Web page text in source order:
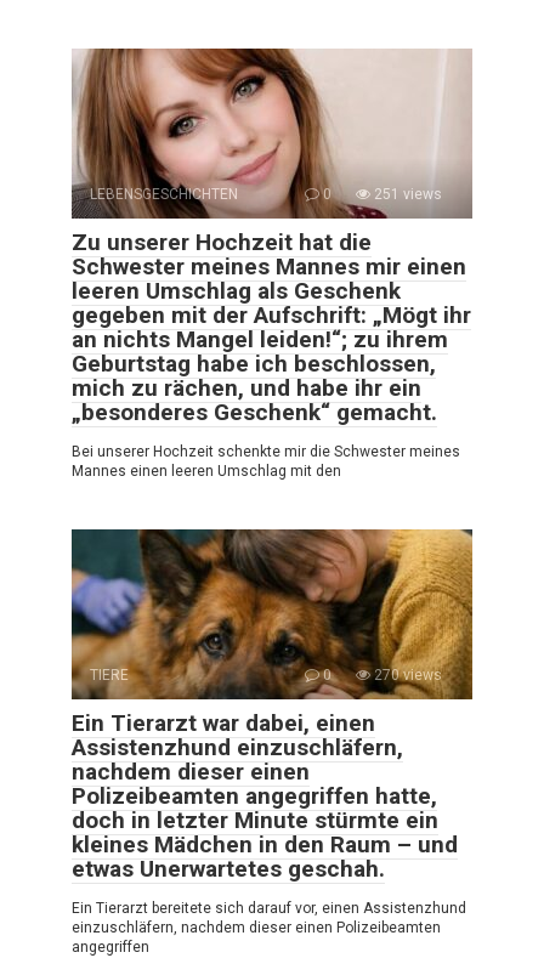
LEBENSGESCHICHTEN 0 251 views
Zu unserer Hochzeit hat die
Schwester meines Mannes mir einen
leeren Umschlag als Geschenk
gegeben mit der Aufschrift: „Mögt ihr
an nichts Mangel leiden!“; zu ihrem
Geburtstag habe ich beschlossen,
mich zu rächen, und habe ihr ein
„besonderes Geschenk“ gemacht.
Bei unserer Hochzeit schenkte mir die Schwester meines
Mannes einen leeren Umschlag mit den
TIERE 0 270 views
Ein Tierarzt war dabei, einen
Assistenzhund einzuschläfern,
nachdem dieser einen
Polizeibeamten angegriffen hatte,
doch in letzter Minute stürmte ein
kleines Mädchen in den Raum – und
etwas Unerwartetes geschah.
Ein Tierarzt bereitete sich darauf vor, einen Assistenzhund
einzuschläfern, nachdem dieser einen Polizeibeamten
angegriffen